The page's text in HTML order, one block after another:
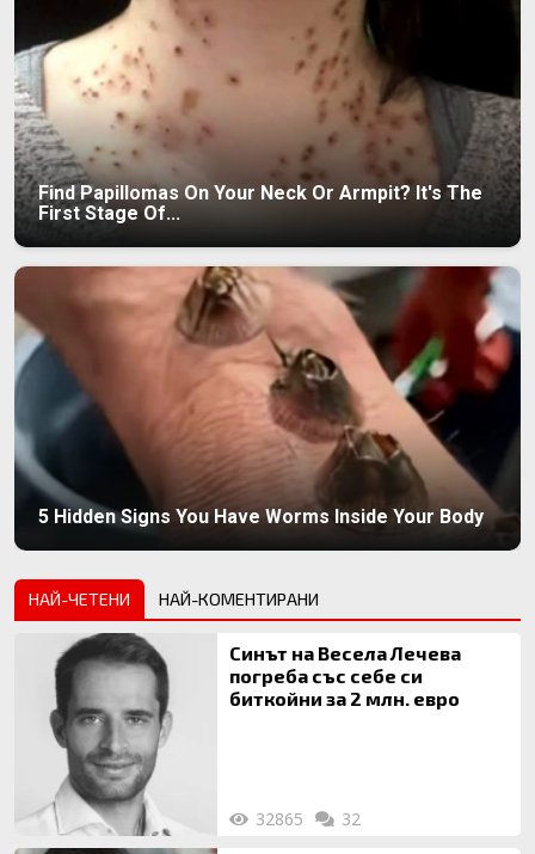
Find Papillomas On Your Neck Or Armpit? It's The
First Stage Of...
5 Hidden Signs You Have Worms Inside Your Body
НАЙ-ЧЕТЕНИ НАЙ-КОМЕНТИРАНИ
Синът на Весела Лечева
погреба със себе си
биткойни за 2 млн. евро
32865 32